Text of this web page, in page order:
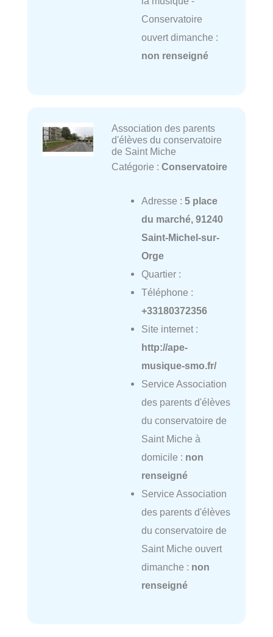
Conservatoire
ouvert dimanche :
non renseigné
Association des parents
d'élèves du conservatoire
de Saint Miche
Catégorie : Conservatoire
Adresse : 5 place
du marché, 91240
Saint-Michel-sur-
Orge
Quartier :
Téléphone :
+33180372356
Site internet :
http://ape-
musique-smo.fr/
Service Association
des parents d'élèves
du conservatoire de
Saint Miche à
domicile : non
renseigné
Service Association
des parents d'élèves
du conservatoire de
Saint Miche ouvert
dimanche : non
renseigné